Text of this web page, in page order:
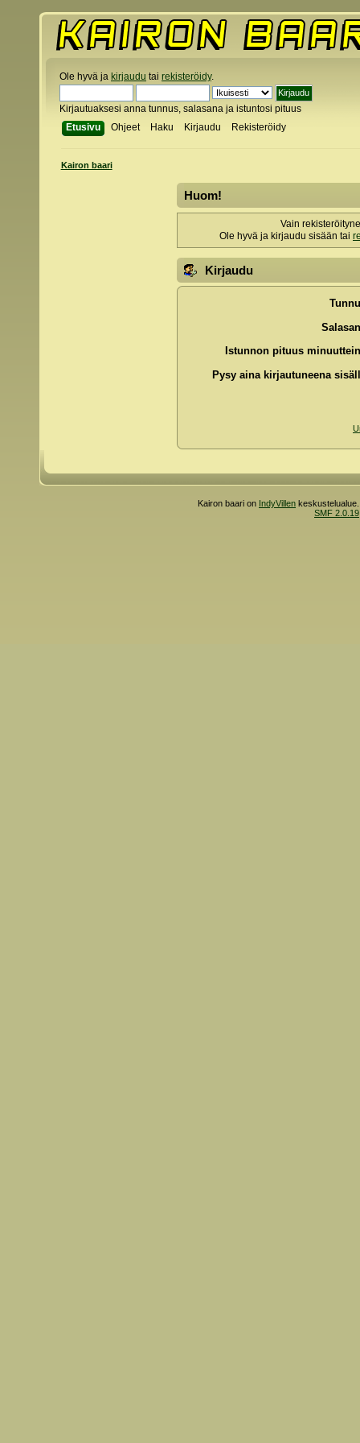
Ole hyvä ja kirjaudu tai rekisteröidy.
Kirjautuaksesi anna tunnus, salasana ja istuntosi pituus
Etusivu
Ohjeet Haku Kirjaudu Rekisteröidy
Kairon baari
Huom!
Vain
Ole hyvä ja kirjaudu sisään tai
Kirjaudu
Istunnon pituus
Pysy aina kirjautuneena
Kairon baari on IndyVillen
SMF 2.0.19